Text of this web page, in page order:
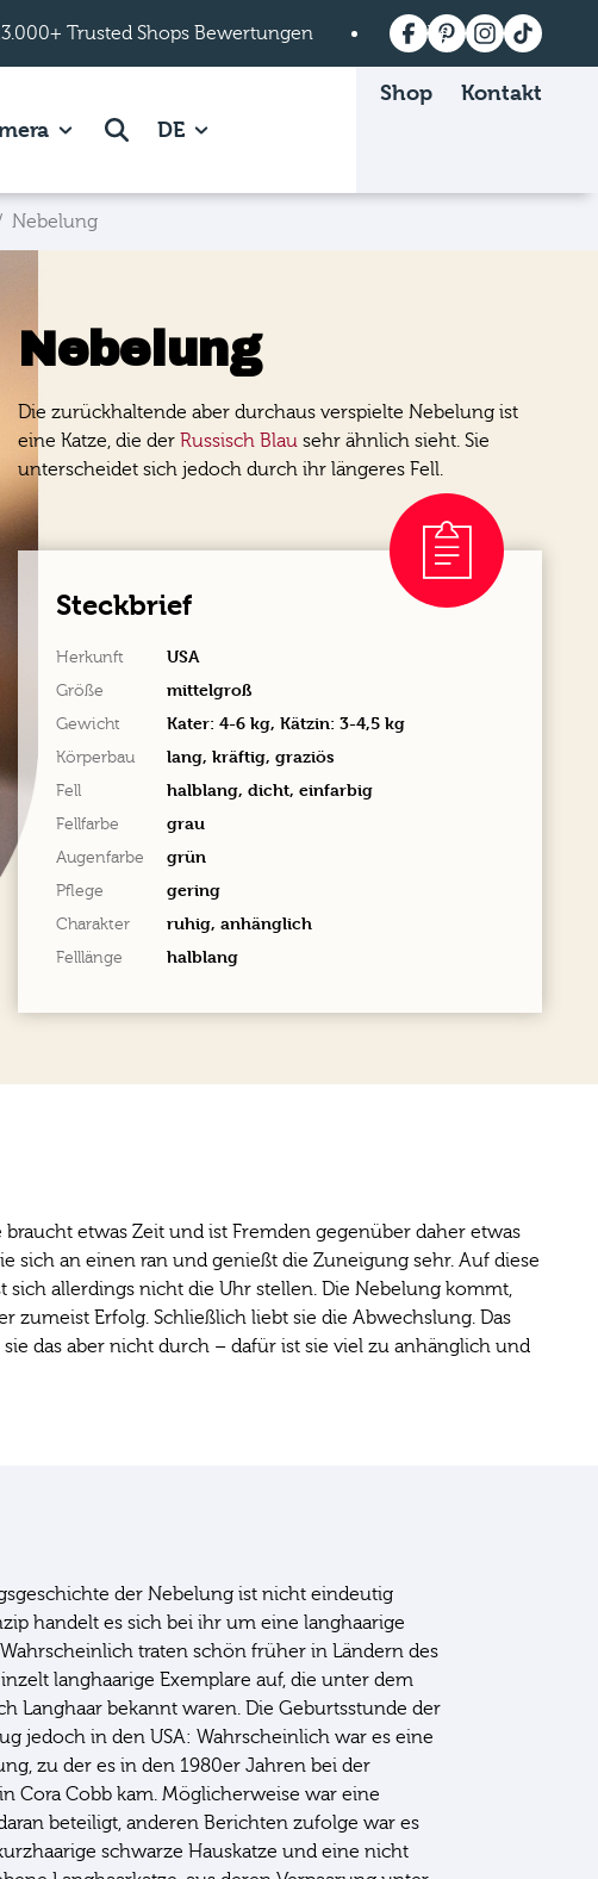
Trusted Shops Bewertungen Versandkostenfrei
of Mein mera page.
Show subpages of Über mera page.
Suche DE
Shop Kontakt
Nebelung
Nebelung
Die zurückhaltende aber durchaus verspielte Nebelung ist
eine Katze, die der Russisch Blau sehr ähnlich sieht. Sie
unterscheidet sich jedoch durch ihr längeres Fell.
Steckbrief
Herkunft USA
Größe mittelgroß
Gewicht Kater: 4-6 kg, Kätzin: 3-4,5 kg
Körperbau lang, kräftig, graziös
Fell halblang, dicht, einfarbig
Fellfarbe grau
Augenfarbe grün
Pflege gering
Charakter ruhig, anhänglich
Felllänge halblang
etwas Zeit und ist Fremden gegenüber daher etwas
sich an einen ran und genießt die Zuneigung sehr. Auf diese
allerdings nicht die Uhr stellen. Die Nebelung kommt,
zumeist Erfolg. Schließlich liebt sie die Abwechslung. Das
das aber nicht durch – dafür ist sie viel zu anhänglich und
der Nebelung ist nicht eindeutig
handelt es sich bei ihr um eine langhaarige
. Wahrscheinlich traten schön früher in Ländern des
langhaarige Exemplare auf, die unter dem
Langhaar bekannt waren. Die Geburtsstunde der
jedoch in den USA: Wahrscheinlich war es eine
zu der es in den 1980er Jahren bei der
Cora Cobb kam. Möglicherweise war eine
beteiligt, anderen Berichten zufolge war es
schwarze Hauskatze und eine nicht